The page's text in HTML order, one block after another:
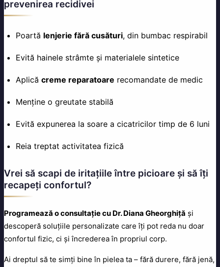
prevenirea recidivei
Poartă lenjerie fără cusături, din bumbac respirabil
Evită hainele strâmte și materialele sintetice
Aplică creme reparatoare recomandate de medic
Menține o greutate stabilă
Evită expunerea la soare a cicatricilor timp de 6 luni
Reia treptat activitatea fizică
Vrei să scapi de iritațiile între picioare și să îți
recapeți confortul?
Programează o consultație cu Dr. Diana Gheorghiță și
descoperă soluțiile personalizate care îți pot reda nu doar
confortul fizic, ci și încrederea în propriul corp.
Ai dreptul să te simți bine în pielea ta – fără durere, fără jenă,